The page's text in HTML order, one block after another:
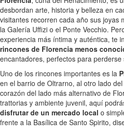
desbordan arte, historia y belleza en
visitantes recorren cada año sus joyas
la Galería Uffizi o el Ponte Vecchio.
experiencia más íntima y auténtica, te
rincones de Florencia menos
encantadores, perfectos para perderse
Uno de los rincones importantes es la
en el barrio de Oltrarno, al otro lado
corazón del lado más alternativo de
trattorias y ambiente juvenil, aquí
disfrutar de un mercado local o
frente a la Basílica de Santo Spirito,